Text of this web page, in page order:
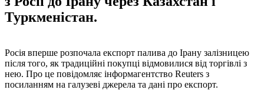
Туркменістан.
Росія вперше розпочала експорт палива до Ірану залізницею
після того, як традиційні покупці відмовилися від торгівлі з
нею. Про це повідомляє інформагентство Reuters з
посиланням на галузеві джерела та дані про експорт.